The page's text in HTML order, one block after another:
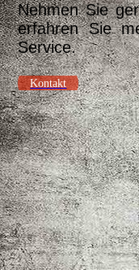
Nehmen Sie
erfahren Sie
Service.
Kontakt